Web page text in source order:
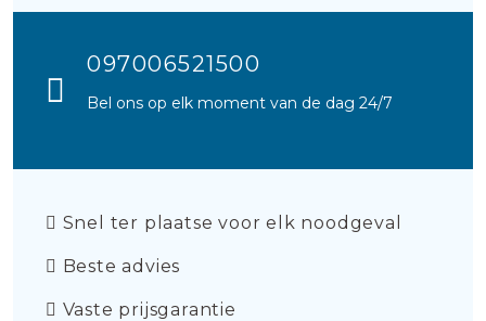
097006521500
Bel ons op elk moment van de dag 24/7
Snel ter plaatse voor elk noodgeval
Beste advies
Vaste prijsgarantie